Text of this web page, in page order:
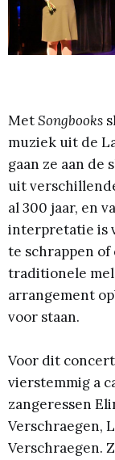
MetSongbooks
muziek uit de
gaan ze aan de
uit
al 300 jaar, en
interpretatie is
te schrappen of
traditionele
arrangement
voor staan.
Voor dit
vierstemmig a
zangeressen
Verschraegen,
Verschraegen.